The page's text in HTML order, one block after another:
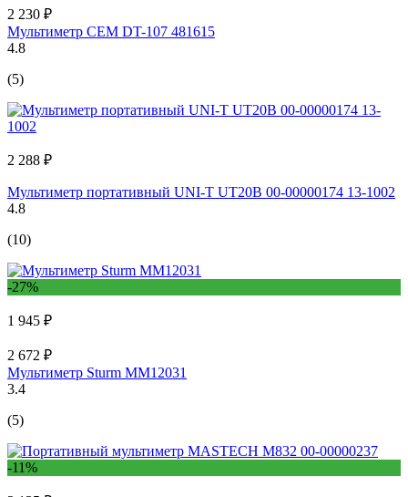
2 230 ₽
Мультиметр СЕМ DT-107 481615
4.8
(5)
2 288 ₽
Мультиметр портативный UNI-T UT20B 00-00000174 13-1002
4.8
(10)
-27%
1 945 ₽
2 672 ₽
Мультиметр Sturm MM12031
3.4
(5)
-11%